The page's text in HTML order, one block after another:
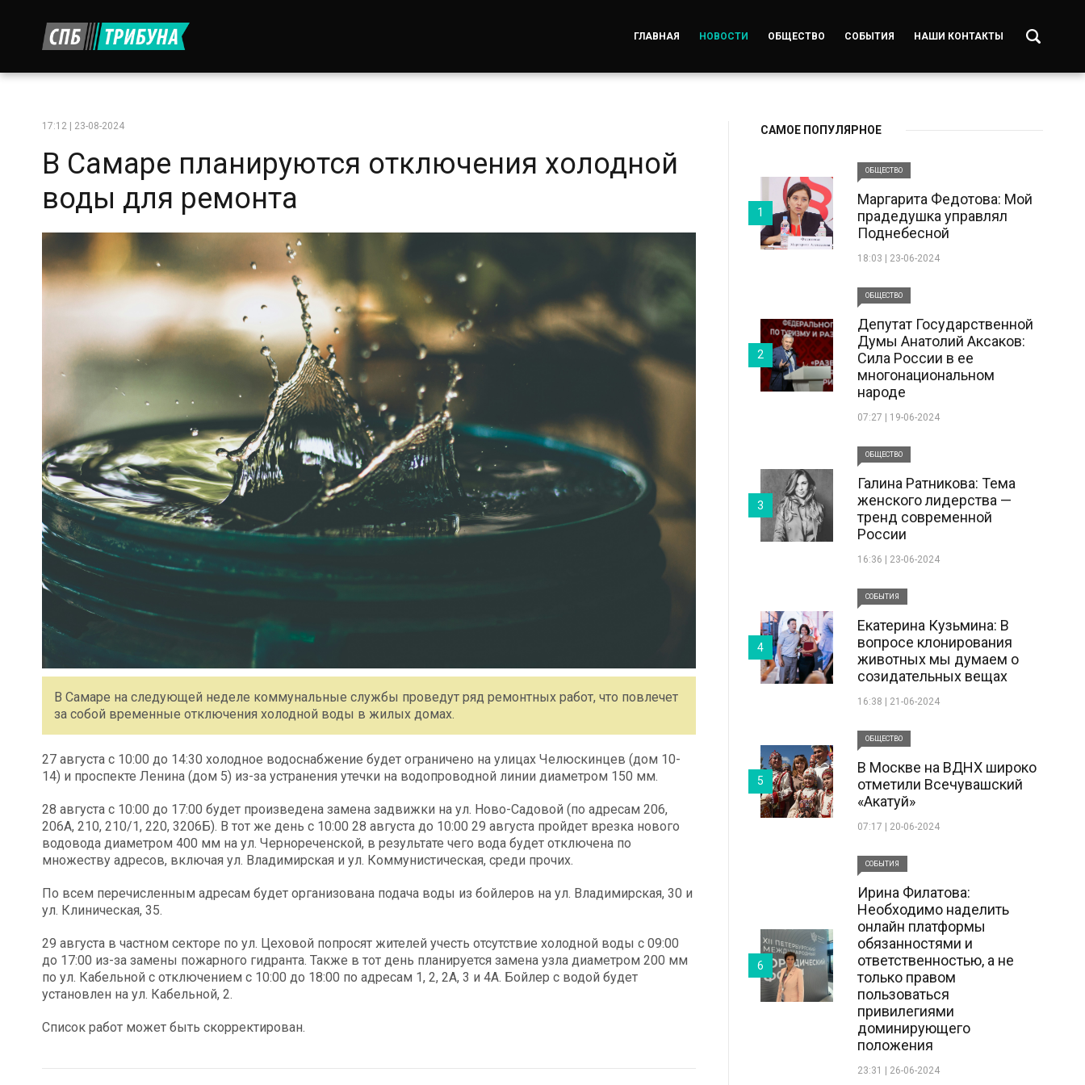
ГЛАВНАЯ НОВОСТИ ОБЩЕСТВО СОБЫТИЯ НАШИ КОНТАКТЫ
17:12 | 23-08-2024
В Самаре планируются отключения холодной
воды для ремонта
В Самаре на следующей неделе коммунальные службы проведут ряд ремонтных работ, что повлечет
за собой временные отключения холодной воды в жилых домах.
27 августа с 10:00 до 14:30 холодное водоснабжение будет ограничено на улицах Челюскинцев (дом 10-
14) и проспекте Ленина (дом 5) из-за устранения утечки на водопроводной линии диаметром 150 мм.
28 августа с 10:00 до 17:00 будет произведена замена задвижки на ул. Ново-Садовой (по адресам 206,
206А, 210, 210/1, 220, 3206Б). В тот же день с 10:00 28 августа до 10:00 29 августа пройдет врезка нового
водовода диаметром 400 мм на ул. Чернореченской, в результате чего вода будет отключена по
множеству адресов, включая ул. Владимирская и ул. Коммунистическая, среди прочих.
По всем перечисленным адресам будет организована подача воды из бойлеров на ул. Владимирская, 30 и
ул. Клиническая, 35.
29 августа в частном секторе по ул. Цеховой попросят жителей учесть отсутствие холодной воды с 09:00
до 17:00 из-за замены пожарного гидранта. Также в тот день планируется замена узла диаметром 200 мм
по ул. Кабельной с отключением с 10:00 до 18:00 по адресам 1, 2, 2А, 3 и 4А. Бойлер с водой будет
установлен на ул. Кабельной, 2.
Список работ может быть скорректирован.
САМОЕ ПОПУЛЯРНОЕ
ОБЩЕСТВО
Маргарита Федотова: Мой
прадедушка управлял
Поднебесной
18:03 | 23-06-2024
1
ОБЩЕСТВО
Депутат Государственной
Думы Анатолий Аксаков:
Сила России в ее
многонациональном
народе
07:27 | 19-06-2024
2
ОБЩЕСТВО
Галина Ратникова: Тема
женского лидерства —
тренд современной
России
16:36 | 23-06-2024
3
СОБЫТИЯ
Екатерина Кузьмина: В
вопросе клонирования
животных мы думаем о
созидательных вещах
16:38 | 21-06-2024
4
ОБЩЕСТВО
В Москве на ВДНХ широко
отметили Всечувашский
«Акатуй»
07:17 | 20-06-2024
5
СОБЫТИЯ
Ирина Филатова:
Необходимо наделить
онлайн платформы
обязанностями и
ответственностью, а не
только правом
пользоваться
привилегиями
доминирующего
положения
23:31 | 26-06-2024
6